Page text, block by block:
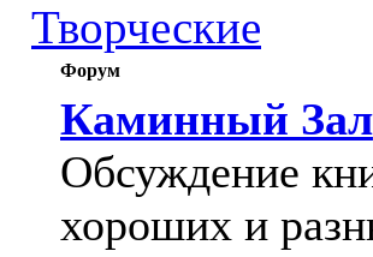
Творческие
Форум
Каминный Зал
Обсуждение
хороших и